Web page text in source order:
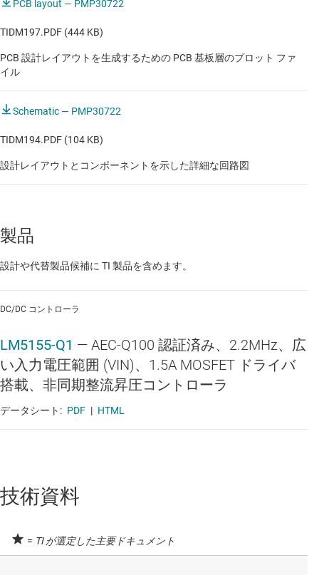
PCB layout — PMP30722
TIDM197.PDF (444 KB)
PCB 設計レイアウトを生成するための PCB 基板層のプロット ファ
イル
Schematic — PMP30722
TIDM194.PDF (104 KB)
設計レイアウトとコンポーネントを示した詳細な回路図
製品
設計や代替製品候補に TI 製品を含めます。
DC/DC コントローラ
LM5155-Q1 — AEC-Q100 認証済み、2.2MHz、広
い入力電圧範囲 (VIN)、1.5A MOSFET ドライバ
搭載、非同期整流昇圧コントローラ
データシート: PDF | HTML
技術資料
= TI が選定した主要ドキュメント